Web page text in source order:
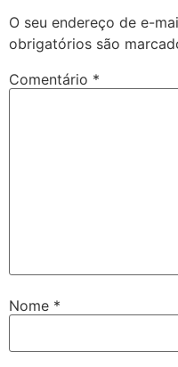
O seu endereço de e-
obrigatórios são
Comentário *
Nome *